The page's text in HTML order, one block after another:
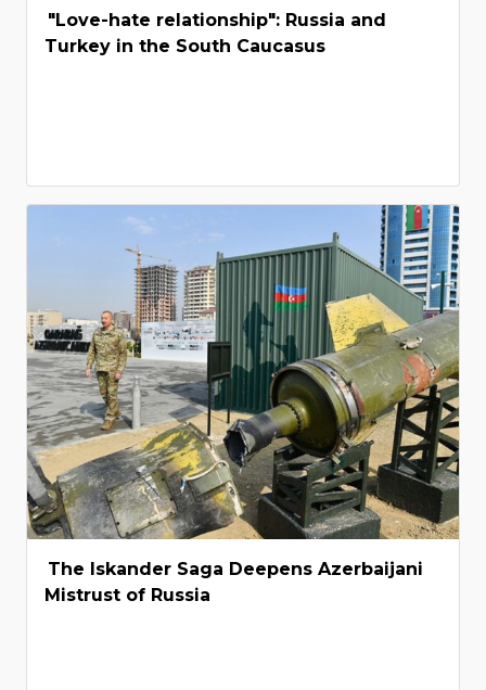
"Love-hate relationship": Russia and
Turkey in the South Caucasus
The Iskander Saga Deepens Azerbaijani
Mistrust of Russia